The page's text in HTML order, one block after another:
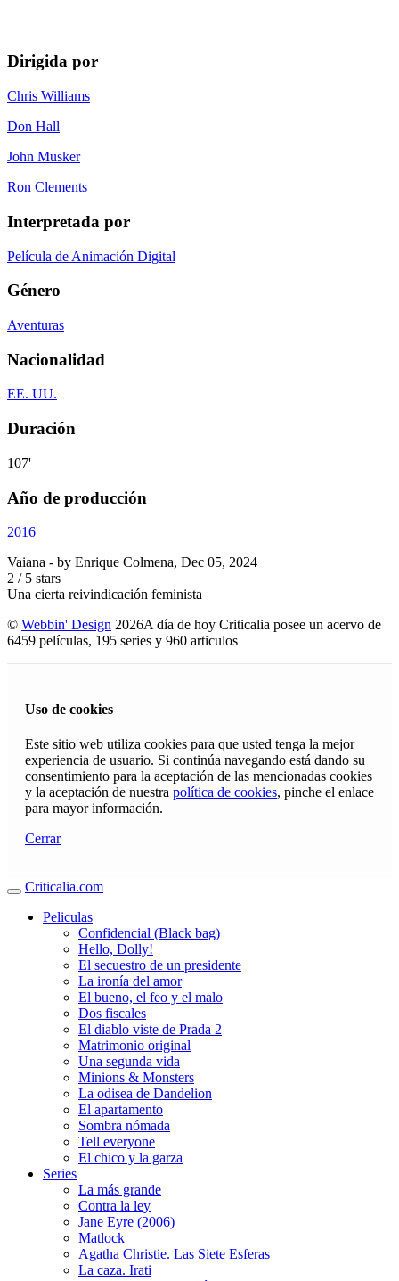
Dirigida por
Chris Williams
Don Hall
John Musker
Ron Clements
Interpretada por
Película de Animación Digital
Género
Aventuras
Nacionalidad
EE. UU.
Duración
107'
Año de producción
2016
Vaiana - by Enrique Colmena, Dec 05, 2024
2 / 5 stars
Una cierta reivindicación feminista
© Webbin' Design 2026A día de hoy Criticalia posee un acervo de
6459 películas, 195 series y 960 articulos
Uso de cookies
Este sitio web utiliza cookies para que usted tenga la mejor
experiencia de usuario. Si continúa navegando está dando su
consentimiento para la aceptación de las mencionadas cookies
y la aceptación de nuestra política de cookies, pinche el enlace
para mayor información.
Cerrar
Criticalia.com
Peliculas
Confidencial (Black bag)
Hello, Dolly!
El secuestro de un presidente
La ironía del amor
El bueno, el feo y el malo
Dos fiscales
El diablo viste de Prada 2
Matrimonio original
Una segunda vida
Minions & Monsters
La odisea de Dandelion
El apartamento
Sombra nómada
Tell everyone
El chico y la garza
Series
La más grande
Contra la ley
Jane Eyre (2006)
Matlock
Agatha Christie. Las Siete Esferas
La caza. Irati